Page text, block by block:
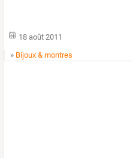
18 août 2011
» Bijoux & montres